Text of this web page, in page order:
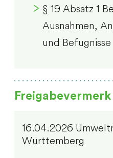
§ 19 Absatz 1
Ausnahmen,
und Befugnisse
Freigabevermerk
16.04.2026
Württemberg